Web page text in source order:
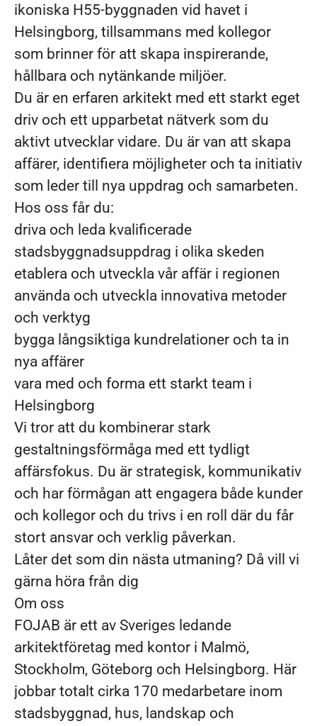
ikoniska H55-byggnaden vid havet i
Helsingborg, tillsammans med kollegor
som brinner för att skapa inspirerande,
hållbara och nytänkande miljöer.
Du är en erfaren arkitekt med ett starkt eget
driv och ett upparbetat nätverk som du
aktivt utvecklar vidare. Du är van att skapa
affärer, identifiera möjligheter och ta initiativ
som leder till nya uppdrag och samarbeten.
Hos oss får du:
driva och leda kvalificerade
stadsbyggnadsuppdrag i olika skeden
etablera och utveckla vår affär i regionen
använda och utveckla innovativa metoder
och verktyg
bygga långsiktiga kundrelationer och ta in
nya affärer
vara med och forma ett starkt team i
Helsingborg
Vi tror att du kombinerar stark
gestaltningsförmåga med ett tydligt
affärsfokus. Du är strategisk, kommunikativ
och har förmågan att engagera både kunder
och kollegor och du trivs i en roll där du får
stort ansvar och verklig påverkan.
Låter det som din nästa utmaning? Då vill vi
gärna höra från dig
Om oss
FOJAB är ett av Sveriges ledande
arkitektföretag med kontor i Malmö,
Stockholm, Göteborg och Helsingborg. Här
jobbar totalt cirka 170 medarbetare inom
stadsbyggnad, hus, landskap och